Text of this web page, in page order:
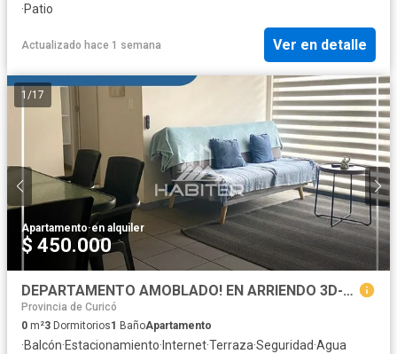
·Patio
Actualizado hace 1 semana Ver en detalle
1 /17
Apartamento·en alquiler
$ 450.000
DEPARTAMENTO AMOBLADO! EN ARRIENDO 3D-1B, CURICO (40228)
Provincia de Curicó
0 m²3 Dormitorios1 BañoApartamento
·Balcón·Estacionamiento· Internet·Terraza·Seguridad·Agua